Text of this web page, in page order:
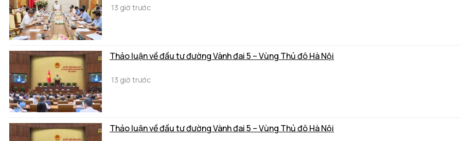
13 giờ trước
Thảo luận về đầu tư đường Vành đai 5 – Vùng Thủ đô Hà Nội
13 giờ trước
Thảo luận về đầu tư đường Vành đai 5 – Vùng Thủ đô Hà Nội